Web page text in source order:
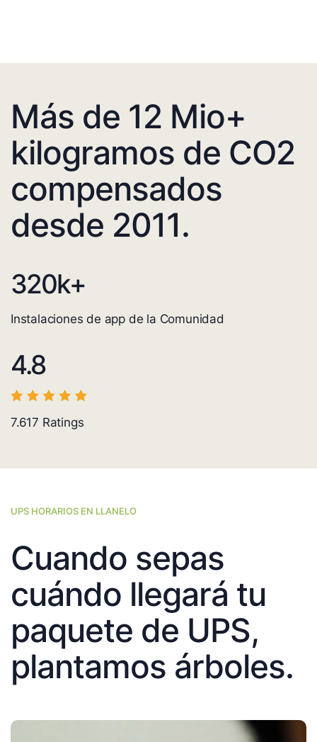
Más de 12 Mio+
kilogramos de CO2
compensados
desde 2011.
320k+
Instalaciones de app de la Comunidad
4.8
7.617 Ratings
UPS HORARIOS EN LLANELO
Cuando sepas
cuándo llegará tu
paquete de UPS,
plantamos árboles.